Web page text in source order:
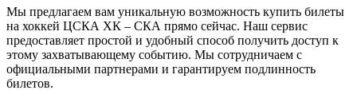
Мы предлагаем вам уникальную возможность купить билеты
на хоккей ЦСКА ХК – СКА прямо сейчас. Наш сервис
предоставляет простой и удобный способ получить доступ к
этому захватывающему событию. Мы сотрудничаем с
официальными партнерами и гарантируем подлинность
билетов.